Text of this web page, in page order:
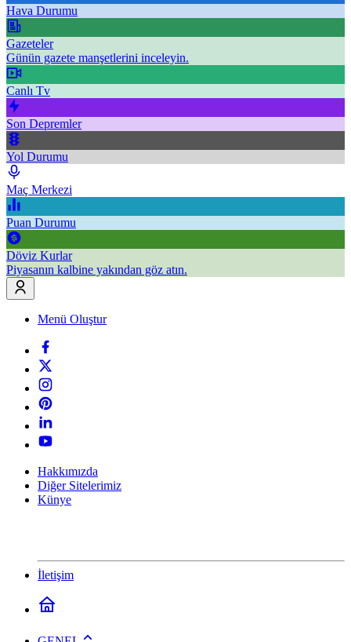
Hava Durumu
Gazeteler
Günün gazete manşetlerini inceleyin.
Canlı Tv
Son Depremler
Yol Durumu
Maç Merkezi
Puan Durumu
Döviz Kurlar
Piyasanın kalbine yakından göz atın.
Menü Oluştur
Hakkımızda
Diğer Sitelerimiz
Künye
İletişim